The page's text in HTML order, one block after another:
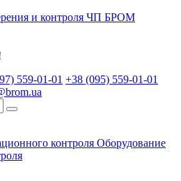
559-01-01 +38 (095) 559-01-01
контроля Оборудование